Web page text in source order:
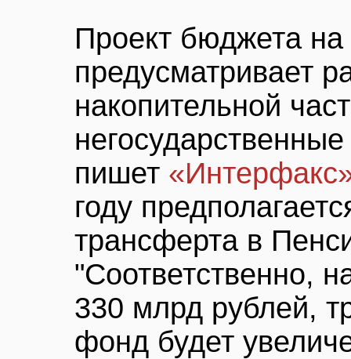
Проект бюджета
предусматривает
накопительной
пишет
году
трансферта в
"Соответственно,
330 млрд рублей,
фонд будет